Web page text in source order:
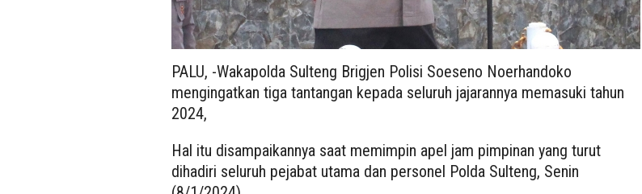
PALU, -Wakapolda Sulteng Brigjen Polisi Soeseno Noerhandoko
mengingatkan tiga tantangan kepada seluruh jajarannya memasuki tahun
2024,
Hal itu disampaikannya saat memimpin apel jam pimpinan yang turut
dihadiri seluruh pejabat utama dan personel Polda Sulteng, Senin